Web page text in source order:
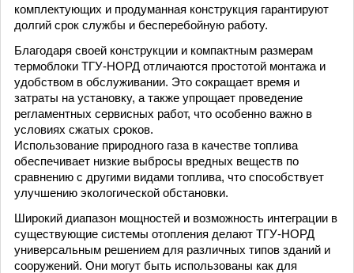
комплектующих и продуманная конструкция гарантируют
долгий срок службы и бесперебойную работу.
Благодаря своей конструкции и компактным размерам
термоблоки ТГУ-НОРД отличаются простотой монтажа и
удобством в обслуживании. Это сокращает время и
затраты на установку, а также упрощает проведение
регламентных сервисных работ, что особенно важно в
условиях сжатых сроков.
Использование природного газа в качестве топлива
обеспечивает низкие выбросы вредных веществ по
сравнению с другими видами топлива, что способствует
улучшению экологической обстановки.
Широкий диапазон мощностей и возможность интеграции в
существующие системы отопления делают ТГУ-НОРД
универсальным решением для различных типов зданий и
сооружений. Они могут быть использованы как для